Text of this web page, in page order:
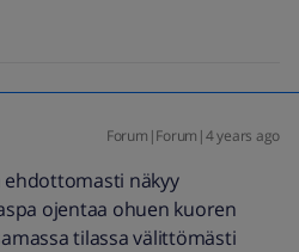
Forum|Forum|4 years ago
ehdottomasti näkyy
ojentaa ohuen kuoren
tilassa välittömästi